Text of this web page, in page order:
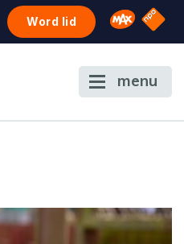
Word lid Omroep
NPO
menu